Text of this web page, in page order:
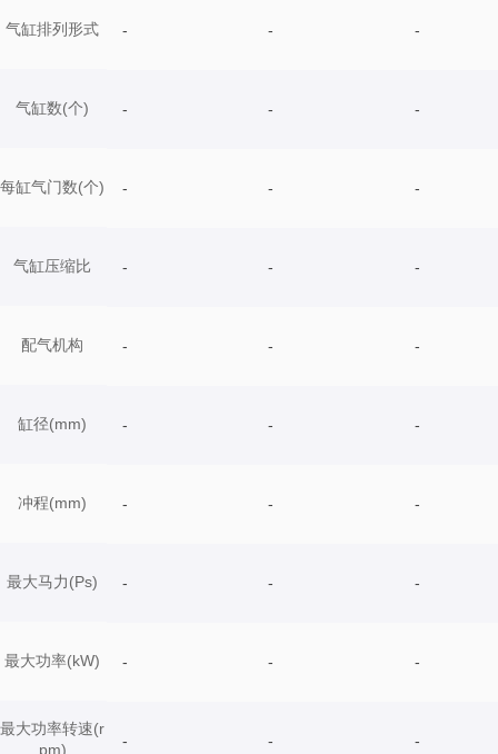
气缸排列形式
气缸数(个)
每缸气门数(个)
气缸压缩比
配气机构
缸径(mm)
冲程(mm)
最大马力(Ps)
最大功率(kW)
最大功率转速(r
pm)
- - -
- - -
- - -
- - -
- - -
- - -
- - -
- - -
- - -
- - -